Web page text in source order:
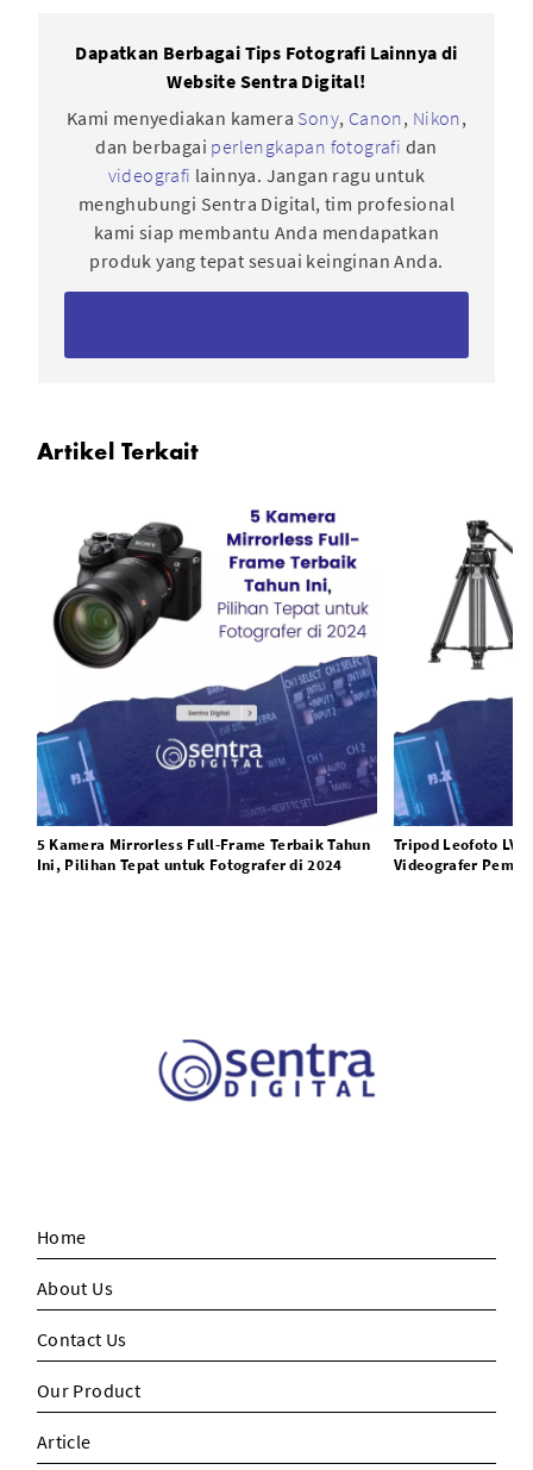
Dapatkan Berbagai Tips Fotografi Lainnya di
Website Sentra Digital!
Kami menyediakan kamera Sony, Canon, Nikon,
dan berbagai perlengkapan fotografi dan
videografi lainnya. Jangan ragu untuk
menghubungi Sentra Digital, tim profesional
kami siap membantu Anda mendapatkan
produk yang tepat sesuai keinginan Anda.
Artikel Terkait
5 Kamera Mirrorless Full-Frame Terbaik Tahun
Ini, Pilihan Tepat untuk Fotografer di 2024
Tripod Leofoto
Videografer
Home
About Us
Contact Us
Our Product
Article